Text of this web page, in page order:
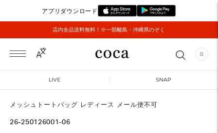
アプリダウンロード
店内全品送料無料！※一部離島・沖縄県のぞく
0
LIVE SNAP
メッシュトートバッグ レディース メール便不可
26-250126001-06